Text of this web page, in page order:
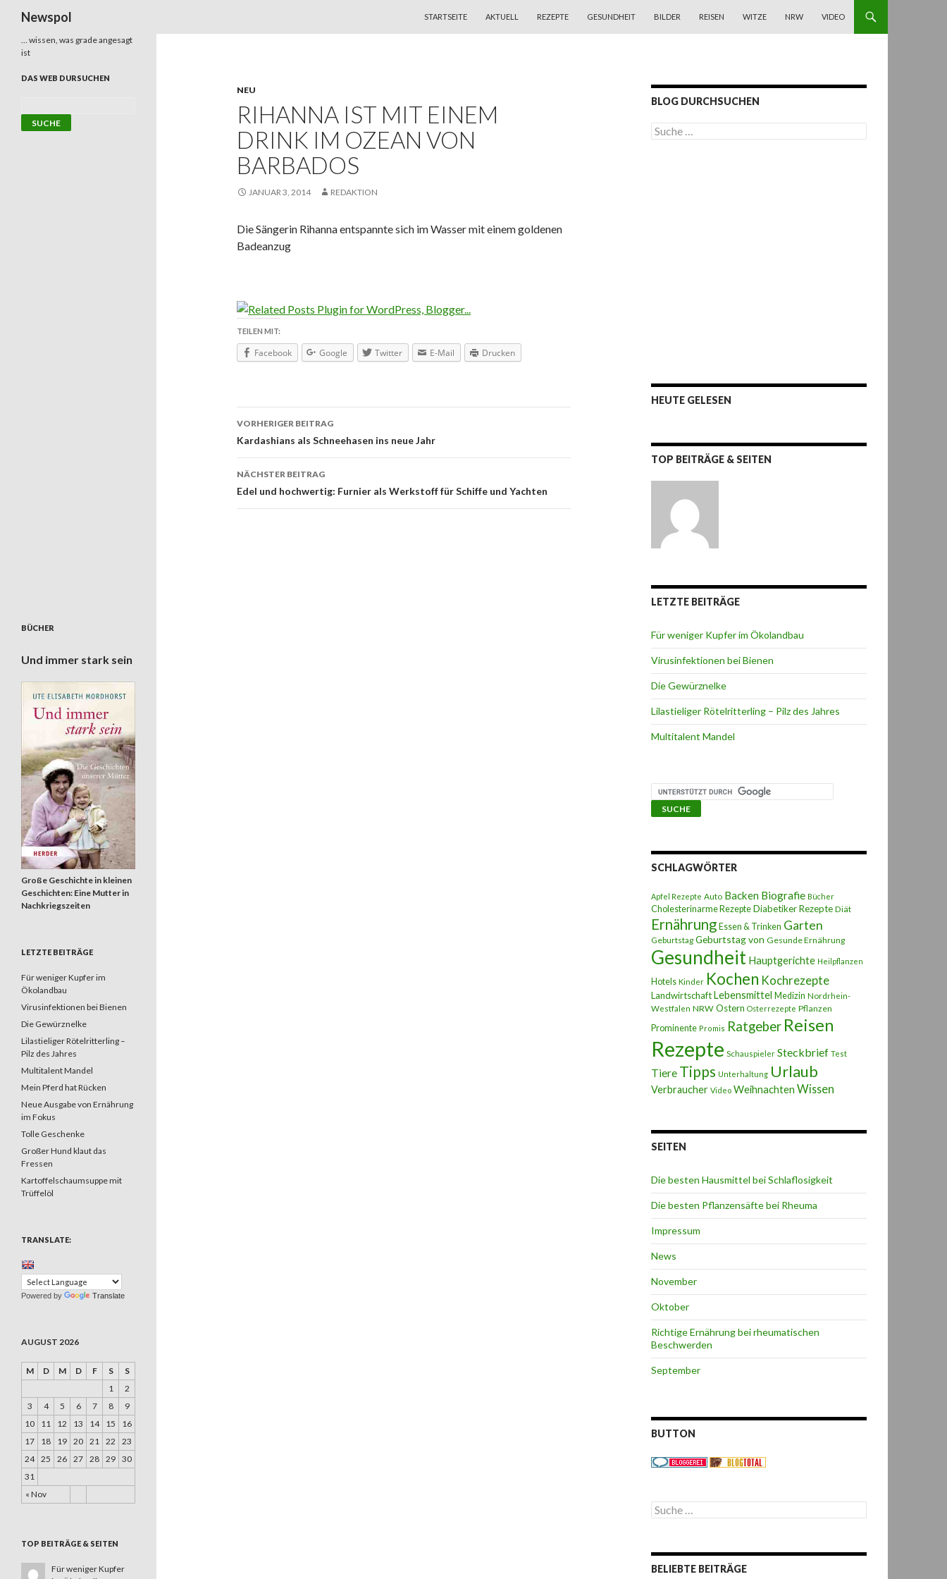
Newspol
STARTSEITE
AKTUELL REZEPTE GESUNDHEIT BILDER REISEN WITZE NRW VIDEO
NEU
RIHANNA IST MIT EINEM
DRINK IM OZEAN VON
BARBADOS
JANUAR 3, 2014 REDAKTION
Die Sängerin Rihanna entspannte sich im Wasser mit einem goldenen
Badeanzug
TEILEN MIT:
Facebook Google Twitter E-Mail Drucken
Beitragsnavigation
VORHERIGER BEITRAG
Kardashians als Schneehasen ins neue Jahr
NÄCHSTER BEITRAG
Edel und hochwertig: Furnier als Werkstoff für Schiffe und Yachten
BLOG DURCHSUCHEN
S
u
HEUTE GELESEN
TOP BEITRÄGE & SEITEN
LETZTE BEITRÄGE
Für weniger Kupfer im Ökolandbau
Virusinfektionen bei Bienen
Die Gewürznelke
Lilastieliger Rötelritterling – Pilz des Jahres
Multitalent Mandel
SCHLAGWÖRTER
Apfel Rezepte Auto Backen Biografie Bücher
Cholesterinarme Rezepte Diabetiker Rezepte Diät
Ernährung Essen & Trinken Garten
Geburtstag Geburtstag von Gesunde Ernährung
Gesundheit Hauptgerichte Heilpflanzen
Hotels Kinder Kochen Kochrezepte
LandwirtschaftLebensmittel Medizin Nordrhein-
Westfalen NRW Ostern Osterrezepte Pflanzen
Prominente Promis Ratgeber Reisen
Rezepte Schauspieler Steckbrief Test
Tiere Tipps Unterhaltung Urlaub
Verbraucher Video Weihnachten Wissen
SEITEN
Die besten Hausmittel bei Schlaflosigkeit
Die besten Pflanzensäfte bei Rheuma
Impressum
News
November
Oktober
Richtige Ernährung bei rheumatischen
Beschwerden
September
BUTTON
S
u
e
n
BELIEBTE BEITRÄGE
… wissen, was grade angesagt
ist
DAS WEB DURSUCHEN
BÜCHER
Und immer stark sein
Große Geschichte in kleinen
Geschichten: Eine Mutter in
Nachkriegszeiten
LETZTE BEITRÄGE
Für weniger Kupfer im
Ökolandbau
Virusinfektionen bei Bienen
Die Gewürznelke
Lilastieliger Rötelritterling –
Pilz des Jahres
Multitalent Mandel
Mein Pferd hat Rücken
Neue Ausgabe von Ernährung
im Fokus
Tolle Geschenke
Großer Hund klaut das
Fressen
Kartoffelschaumsuppe mit
Trüffelöl
TRANSLATE:
Powered by Translate
AUGUST 2026
M D M D F S S
« Nov
1
2
3
4 5 6 7 8
9
10
11 12 13 14 15
16
17
18 19 20 21 22
23
24 25 26 27 28 29 30
31
TOP BEITRÄGE & SEITEN
Für weniger Kupfer